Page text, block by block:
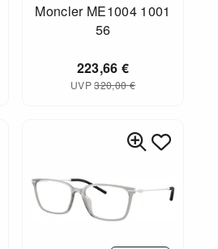
Moncler ME1004 1001
56
223,66€
UVP320,00€